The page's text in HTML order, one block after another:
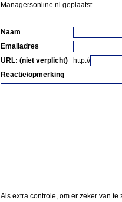
Managersonline.nl geplaatst.
Naam
Emailadres
URL: (niet verplicht)
http://
Reactie/opmerking
Als extra controle, om er zeker van